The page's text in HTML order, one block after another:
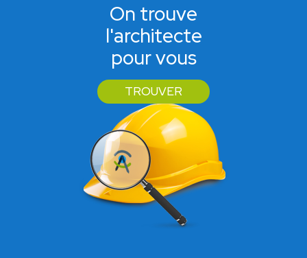
On trouve
l'architecte
pour vous
TROUVER